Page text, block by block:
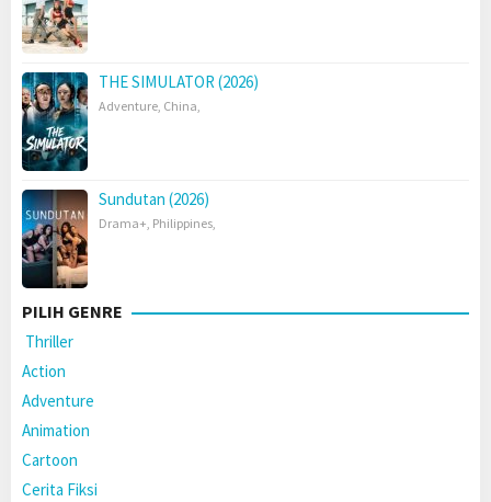
THE SIMULATOR (2026)
Adventure, China,
Sundutan (2026)
Drama+, Philippines,
PILIH GENRE
Thriller
Action
Adventure
Animation
Cartoon
Cerita Fiksi